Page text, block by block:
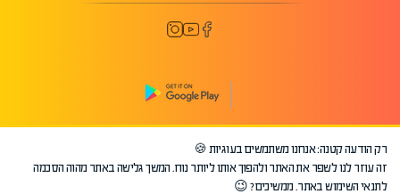
©2026 כל הזכויות שמורות לאפיק.
רק הודעה קטנה: אנחנו משתמשים בעוגיות 🍪
זה עוזר לנו לשפר את האתר ולהפוך אותו ליותר נוח. המשך גלישה באתר מהוה הסכמה
לתנאי השימוש באתר. ממשיכים? 😉